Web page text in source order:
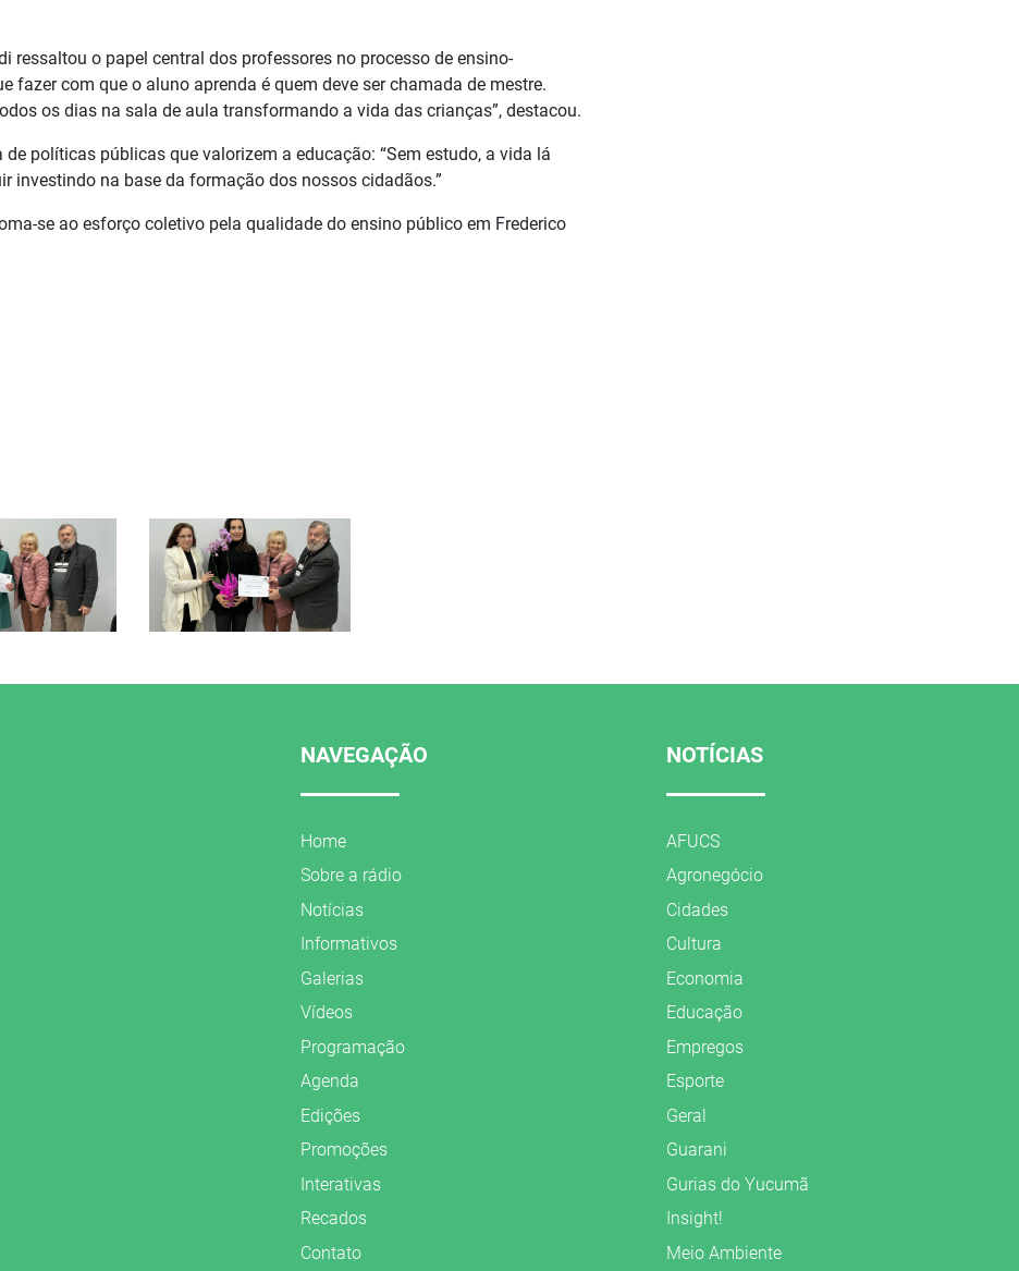
ressaltou o papel central dos professores no processo de ensino-
fazer com que o aluno aprenda é quem deve ser chamada de mestre.
os dias na sala de aula transformando a vida das crianças”, destacou.
políticas públicas que valorizem a educação: “Sem estudo, a vida lá
investindo na base da formação dos nossos cidadãos.”
se ao esforço coletivo pela qualidade do ensino público em Frederico
NAVEGAÇÃO
Home
Sobre a rádio
Notícias
Informativos
Galerias
Vídeos
Programação
Agenda
Edições
Promoções
Interativas
Recados
Contato
NOTÍCIAS
AFUCS
Agronegócio
Cidades
Cultura
Economia
Educação
Empregos
Esporte
Geral
Guarani
Gurias do Yucumã
Insight!
Meio Ambiente